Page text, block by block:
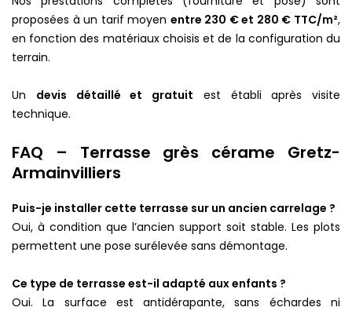
proposées à un tarif moyen entre 230 € et 280 € TTC/m²,
en fonction des matériaux choisis et de la configuration du
terrain.
Un devis détaillé et gratuit est établi après visite
technique.
FAQ – Terrasse grès cérame Gretz-
Armainvilliers
Puis-je installer cette terrasse sur un ancien carrelage ?
Oui, à condition que l’ancien support soit stable. Les plots
permettent une pose surélevée sans démontage.
Ce type de terrasse est-il adapté aux enfants ?
Oui. La surface est antidérapante, sans échardes ni